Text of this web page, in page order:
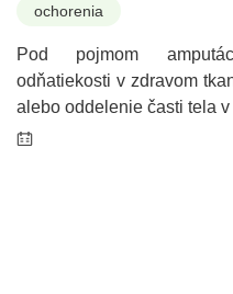
ochorenia
Pod pojmom
odňatiekosti v zdravom
alebo oddelenie časti tela